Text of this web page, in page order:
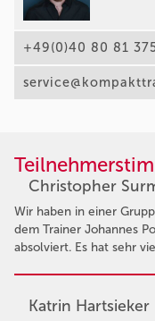
+49(0)40 80 81
Christopher
Wir haben in einer
dem Trainer Johannes
absolviert. Es hat sehr
Katrin Hartsieker